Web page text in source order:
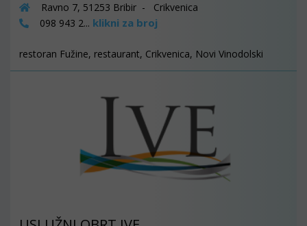
Ravno 7, 51253 Bribir - Crikvenica
098 943 2... klikni za broj
restoran Fužine, restaurant, Crikvenica, Novi Vinodolski